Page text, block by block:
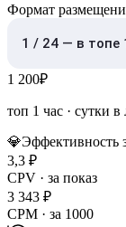
Формат
1 / 24 — в топе
1 200₽
топ 1 час · сутки в
💎Эффективность
3,3 ₽
CPV · за показ
3 343 ₽
CPM · за 1000